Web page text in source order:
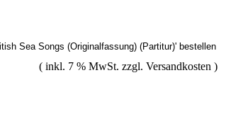
( inkl. 7 % MwSt. zzgl. Versandkosten )